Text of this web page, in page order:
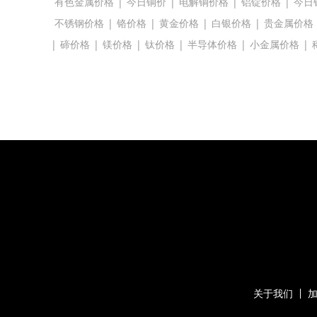
不锈钢价格 | 铬价格 | 黄金价格 | 白银价格 | 贵金属价格
| 碲价格 | 镁价格 | 钛价格 | 半导体价格 | 小金属价格 |
关于我们